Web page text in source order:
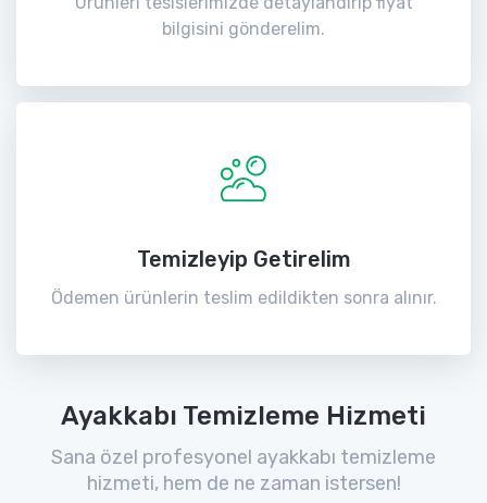
bilgisini gönderelim.
Temizleyip Getirelim
Ödemen ürünlerin teslim edildikten sonra alınır.
Ayakkabı Temizleme Hizmeti
Sana özel profesyonel ayakkabı temizleme
hizmeti, hem de ne zaman istersen!